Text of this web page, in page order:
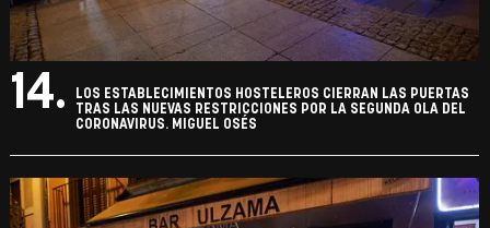
14.
LOS ESTABLECIMIENTOS HOSTELEROS CIERRAN LAS PUERTAS
TRAS LAS NUEVAS RESTRICCIONES POR LA SEGUNDA OLA DEL
CORONAVIRUS. MIGUEL OSÉS